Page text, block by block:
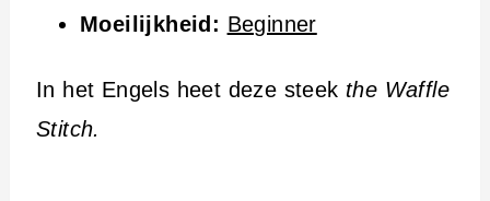
Moeilijkheid: Beginner
In het Engels heet deze steek the Waffle
Stitch.